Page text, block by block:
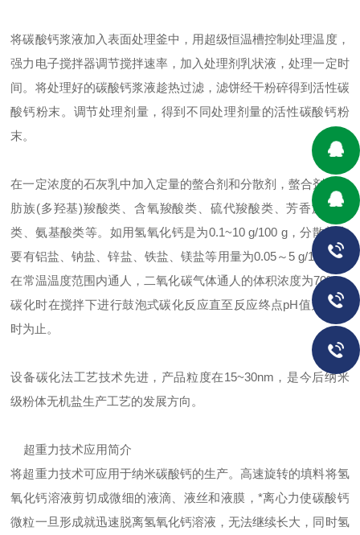
将碳酸钙浆液加入表面处理釜中，用超级恒温槽控制处理温度，
强力电子搅拌器调节搅拌速率，加入处理剂乳状液，处理一定时
间。将处理好的碳酸钙浆液趁热过滤，滤饼经干粉碎得到活性碳
酸钙粉末。调节处理剂量，得到不同处理剂量的活性碳酸钙粉
末。
在一定浓度的石灰乳中加入定量的螫合剂和分散剂，螫合剂如脂
肪族(多羟基)羧酸类、含氧羧酸类、硫代羧酸类、芳香族磺酸
类、氨基酸类等。如用氢氧化钙是为0.1~10 g/100 g，分散剂主
要有铝盐、钠盐、锌盐、铁盐、镁盐等用量为0.05～5 g/100 g。
在常温温度范围内通人，二氧化碳气体通人的体积浓度为70%，
碳化时在搅拌下进行鼓泡式碳化反应直至反应终点pH值为7～8
时为止。
设备碳化法工艺技术先进，产品粒度在15~30nm，是今后纳米
级粉体无机盐生产工艺的发展方向。
超重力技术应用简介
将超重力技术可应用于纳米碳酸钙的生产。高速旋转的填料将氢
氧化钙溶液剪切成微细的液滴、液丝和液膜，*离心力使碳酸钙
微粒一旦形成就迅速脱离氢氧化钙溶液，无法继续长大，同时氢